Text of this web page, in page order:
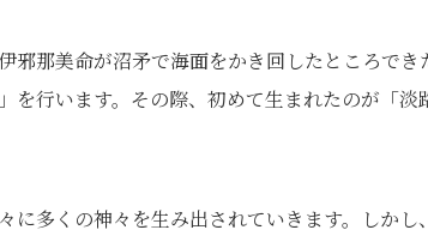
邪那美命が沼矛で海面をかき回したところで
を行います。その際、初めて生まれたのが「淡
に多くの神々を生み出されていきます。しか